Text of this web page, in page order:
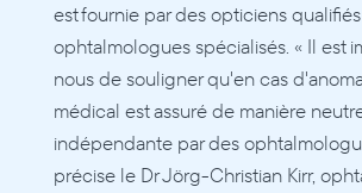
est fournie par des opticiens
ophtalmologues spécialisés. « Il est
nous de souligner qu'en cas
médical est assuré de manière
indépendante par des
précise le Dr Jörg-Christian Kirr,